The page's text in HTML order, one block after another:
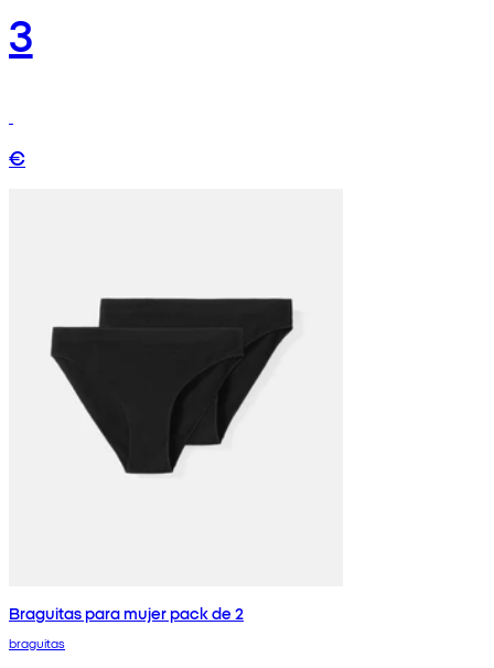
3
€
Braguitas para mujer pack de 2
braguitas